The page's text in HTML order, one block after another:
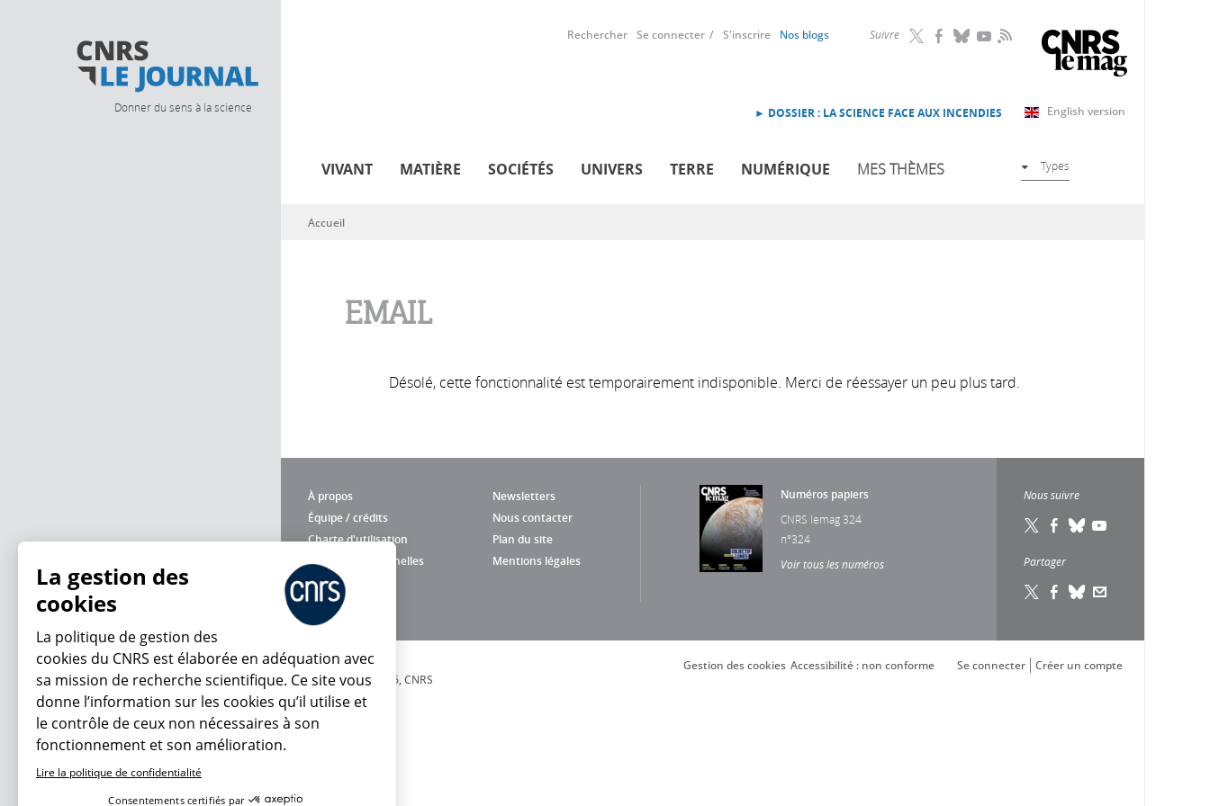
Donner du sens à la science
Suivre RSS
Rechercher Se connecter S'inscrire Nos blogs
English version
► DOSSIER : LA SCIENCE FACE AUX INCENDIES
VIVANT MATIÈRE SOCIÉTÉS UNIVERS TERRE NUMÉRIQUE MES THÈMES Types
Vous êtes ici
Accueil
EMAIL
Désolé, cette fonctionnalité est temporairement indisponible. Merci de réessayer un peu plus tard.
À propos
Newsletters
Équipe / crédits
Nous contacter
Charte d'utilisation
Plan du site
Données personnelles
Mentions légales
Numéros papiers
CNRS lemag 324
n°324
Voir tous les numéros
Nous suivre
Partager
© 2026, CNRS
Créer un compte
Se connecter
Accessibilité : non conforme
Gestion des cookies
La gestion des
cookies
La politique de gestion des
cookies du CNRS est élaborée en adéquation avec
sa mission de recherche scientifique. Ce site vous
donne l’information sur les cookies qu’il utilise et
le contrôle de ceux non nécessaires à son
fonctionnement et son amélioration.
Lire la politique de confidentialité
Consentements certifiés par